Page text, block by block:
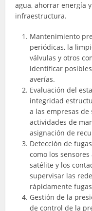
agua, ahorrar energía
infraestructura.
Mantenimiento
periódicas, la
válvulas y otros
identificar
averías.
Evaluación del
integridad
a las empresas
actividades de
asignación de
Detección de
como los
satélite y los
supervisar las
rápidamente
Gestión de la
de control de la